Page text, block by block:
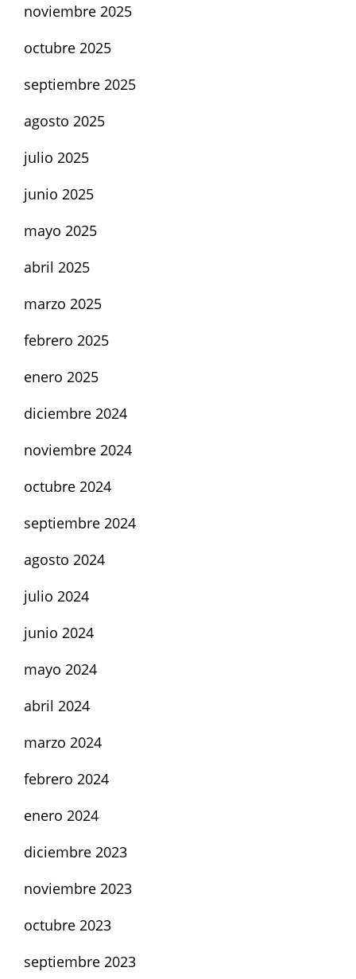
noviembre 2025
octubre 2025
septiembre 2025
agosto 2025
julio 2025
junio 2025
mayo 2025
abril 2025
marzo 2025
febrero 2025
enero 2025
diciembre 2024
noviembre 2024
octubre 2024
septiembre 2024
agosto 2024
julio 2024
junio 2024
mayo 2024
abril 2024
marzo 2024
febrero 2024
enero 2024
diciembre 2023
noviembre 2023
octubre 2023
septiembre 2023